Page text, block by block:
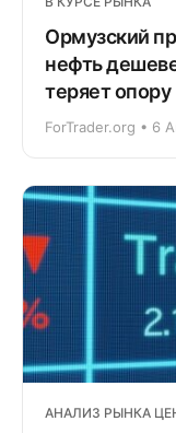
Ормузский
нефть
теряет опору
ForTrader.org • 6
АНАЛИЗ РЫНКА